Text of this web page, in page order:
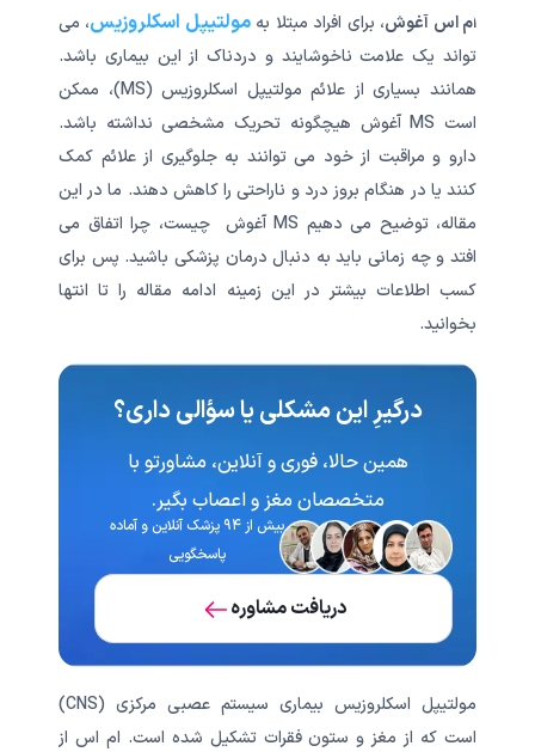
ام اس آغوش، برای افراد مبتلا بهمولتیپل اسکلروزیس، می
تواند یک علامت ناخوشایند و دردناک از این بیماری باشد.
همانند بسیاری از علائم مولتیپل اسکلروزیس (MS)، ممکن
است MS آغوش هیچگونه تحریک مشخصی نداشته باشد.
دارو و مراقبت از خود می توانند به جلوگیری از علائم کمک
کنند یا در هنگام بروز درد و ناراحتی را کاهش دهند. ما در این
مقاله، توضیح می دهیم MS آغوش چیست، چرا اتفاق می
افتد و چه زمانی باید به دنبال درمان پزشکی باشید. پس برای
کسب اطلاعات بیشتر در این زمینه ادامه مقاله را تا انتها
بخوانید.
درگیرِ این مشکلی یا سؤالی داری؟
همین حالا، فوری و آنلاین، مشاورتو با
متخصصان مغز و اعصاب بگیر.
بیش از ۹۴ پزشک آنلاین و آماده
پاسخگویی
دریافت مشاوره
مولتیپل اسکلروزیس بیماری سیستم عصبی مرکزی (CNS)
است که از مغز و ستون فقرات تشکیل شده است. ام اس از